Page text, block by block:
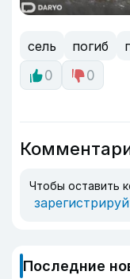
сель погиб
0
0
Чтобы оставить
Последние